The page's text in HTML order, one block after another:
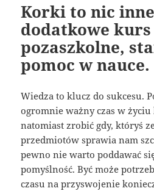
Korki to nic
dodatkowe kurs
pozaszkolne,
pomoc w nauce.
Wiedza to klucz do sukcesu.
ogromnie ważny czas w życiu
natomiast zrobić gdy, któryś
przedmiotów sprawia nam
pewno nie warto poddawać
pomyślność. Być może
czasu na przyswojenie